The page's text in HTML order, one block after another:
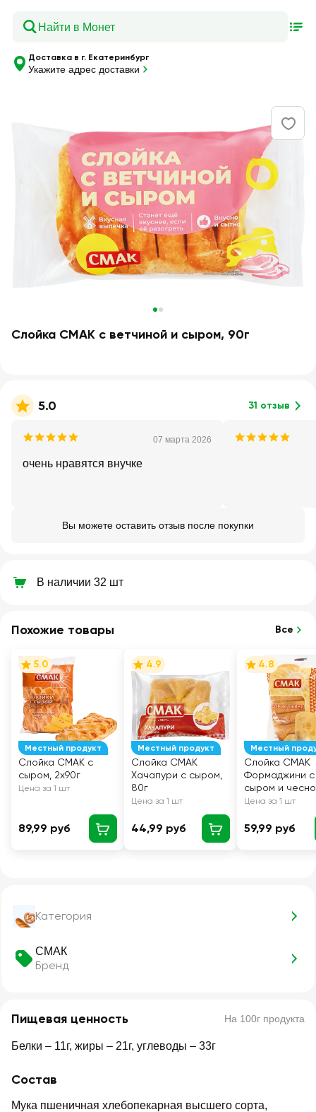
Доставка в г. Екатеринбург
Укажите адрес доставки
Слойка СМАК с ветчиной и сыром, 90г
5.0 31 отзыв
07 марта 2026
очень нравятся внучке
Вы можете оставить отзыв после покупки
В наличии 32 шт
Категория
СМАК
Бренд
Пищевая ценность На 100г продукта
Белки – 11г, жиры – 21г, углеводы – 33г
Состав
Мука пшеничная хлебопекарная высшего сорта,
Похожие товары Все
Местный продукт
5.0
Слойка СМАК с
сыром, 2х90г
Цена за 1 шт
89,99 руб
Местный продукт
4.9
Слойка СМАК
Хачапури с сыром,
80г
Цена за 1 шт
44,99 руб
Местный
4.8
Слойка СМАК
Формаджини с
сыром и
80г
Цена за 1 шт
59,99 руб